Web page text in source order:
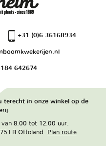
+31 (0)6 36168934
642674
terecht in onze winkel op de
van 8.00 tot 12.00 uur.
LB Ottoland. Plan route